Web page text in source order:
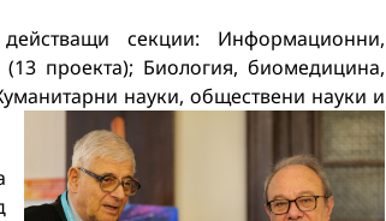
секции: Информационни,
проекта); Биология, биомедицина,
науки, обществени науки и